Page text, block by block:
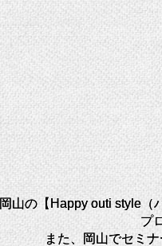
岡山の【Happy outi style（
プ
また、岡山でセミ